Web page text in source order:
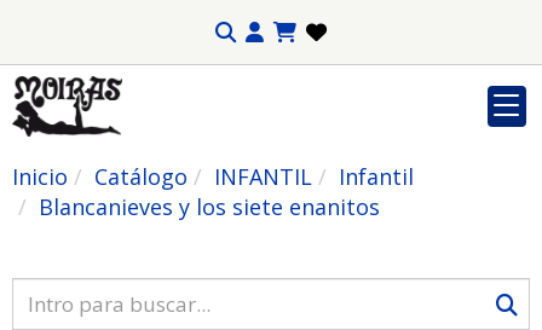
Inicio Catálogo INFANTIL
Infantil
Blancanieves y los siete enanitos